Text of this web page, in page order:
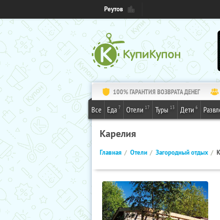
Реутов
100% ГАРАНТИЯ ВОЗВРАТА ДЕНЕГ
Все Еда 7 Отели 17 Туры 13 Дети 6
Карелия
Главная Отели Загородный отдых